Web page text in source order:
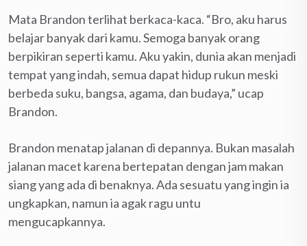
Mata Brandon terlihat berkaca-kaca. “Bro, aku harus
belajar banyak dari kamu. Semoga banyak orang
berpikiran seperti kamu. Aku yakin, dunia akan menjadi
tempat yang indah, semua dapat hidup rukun meski
berbeda suku, bangsa, agama, dan budaya,” ucap
Brandon.
Brandon menatap jalanan di depannya. Bukan masalah
jalanan macet karena bertepatan dengan jam makan
siang yang ada di benaknya. Ada sesuatu yang ingin ia
ungkapkan, namun ia agak ragu untu
mengucapkannya.